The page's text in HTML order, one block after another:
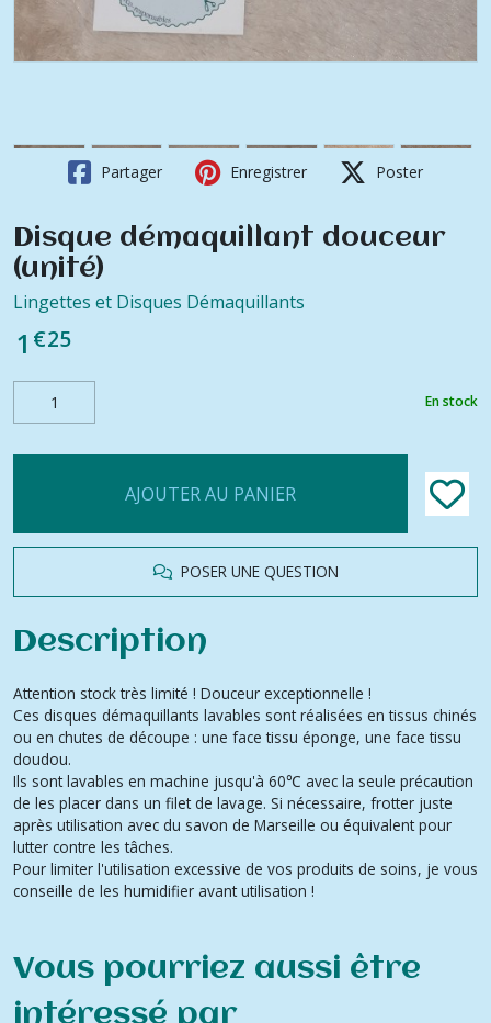
Partager Enregistrer Poster
Disque démaquillant douceur
(unité)
Lingettes et Disques Démaquillants
1 €25
En stock
AJOUTER AU PANIER
POSER UNE QUESTION
Description
Attention stock très limité ! Douceur exceptionnelle !
Ces disques démaquillants lavables sont réalisées en tissus chinés
ou en chutes de découpe : une face tissu éponge, une face tissu
doudou.
Ils sont lavables en machine jusqu'à 60℃ avec la seule précaution
de les placer dans un filet de lavage. Si nécessaire, frotter juste
après utilisation avec du savon de Marseille ou équivalent pour
lutter contre les tâches.
Pour limiter l'utilisation excessive de vos produits de soins, je vous
conseille de les humidifier avant utilisation !
Vous pourriez aussi être
intéressé par